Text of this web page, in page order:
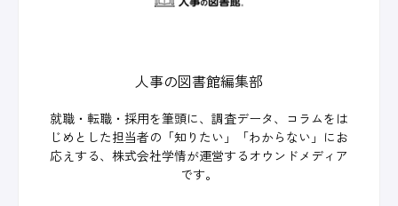
人事の図書館編集部
就職・転職・採用を筆頭に、調査データ、コラムをは
じめとした担当者の「知りたい」「わからない」にお
応えする、株式会社学情が運営するオウンドメディア
です。